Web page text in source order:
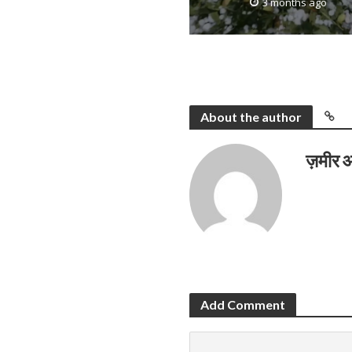
About the author
ज़मीर
Add Comment